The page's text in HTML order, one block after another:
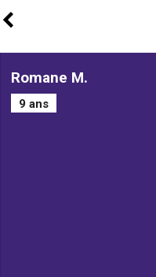
Romane M.
9 ans